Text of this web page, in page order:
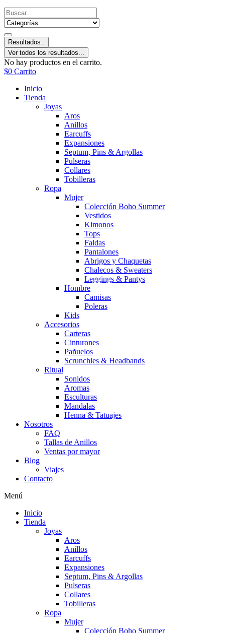
Resultados..
Ver todos los resultados...
No hay productos en el carrito.
$0 Carrito
Inicio
Tienda
Joyas
Aros
Anillos
Earcuffs
Expansiones
Septum, Pins & Argollas
Pulseras
Collares
Tobilleras
Ropa
Mujer
Colección Boho Summer
Vestidos
Kimonos
Tops
Faldas
Pantalones
Abrigos y Chaquetas
Chalecos & Sweaters
Leggings & Pantys
Hombre
Camisas
Poleras
Kids
Accesorios
Carteras
Cinturones
Pañuelos
Scrunchies & Headbands
Ritual
Sonidos
Aromas
Esculturas
Mandalas
Henna & Tatuajes
Nosotros
FAQ
Tallas de Anillos
Ventas por mayor
Blog
Viajes
Contacto
Menú
Inicio
Tienda
Joyas
Aros
Anillos
Earcuffs
Expansiones
Septum, Pins & Argollas
Pulseras
Collares
Tobilleras
Ropa
Mujer
Colección Boho Summer